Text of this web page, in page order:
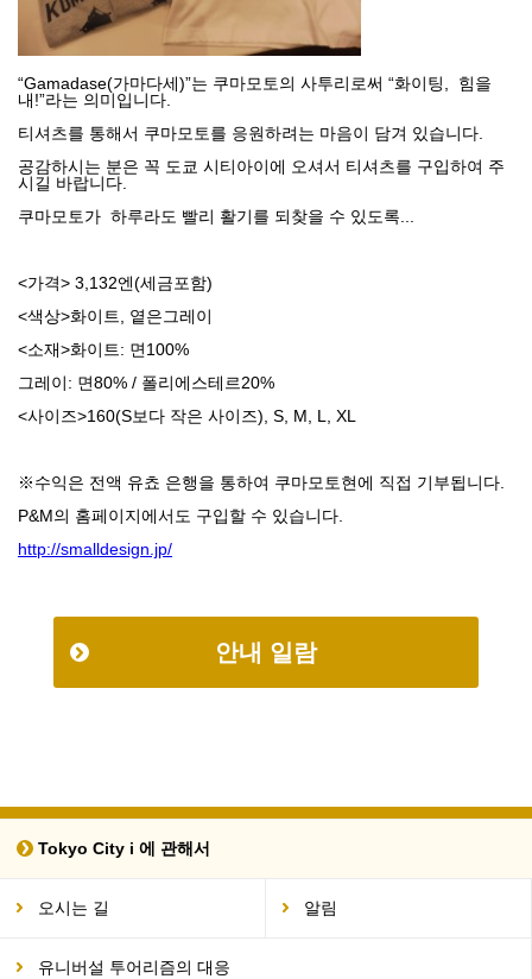
“Gamadase(가마다세)”는 쿠마모토의 사투리로써 “화이팅, 힘을
내!”라는 의미입니다.
티셔츠를 통해서 쿠마모토를 응원하려는 마음이 담겨 있습니다.
공감하시는 분은 꼭 도쿄 시티아이에 오셔서 티셔츠를 구입하여 주
시길 바랍니다.
쿠마모토가 하루라도 빨리 활기를 되찾을 수 있도록...
<가격> 3,132엔(세금포함)
<색상>화이트, 옅은그레이
<소재>화이트: 면100%
그레이: 면80% / 폴리에스테르20%
<사이즈>160(S보다 작은 사이즈), S, M, L, XL
※수익은 전액 유쵸 은행을 통하여 쿠마모토현에 직접 기부됩니다.
P&M의 홈페이지에서도 구입할 수 있습니다.
http://smalldesign.jp/
안내 일람
Tokyo City i 에 관해서
오시는 길 알림
유니버설 투어리즘의 대응